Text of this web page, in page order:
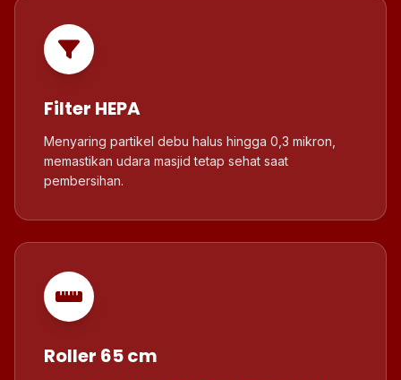
Filter HEPA
Menyaring partikel debu halus hingga 0,3 mikron,
memastikan udara masjid tetap sehat saat
pembersihan.
Roller 65 cm